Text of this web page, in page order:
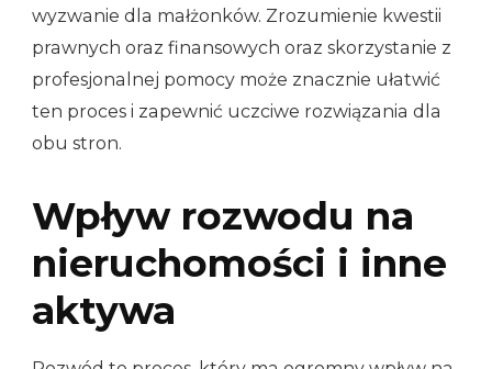
wyzwanie dla małżonków. Zrozumienie kwestii
prawnych oraz finansowych oraz skorzystanie z
profesjonalnej pomocy może znacznie ułatwić
ten proces i zapewnić uczciwe rozwiązania dla
obu stron.
Wpływ rozwodu na
nieruchomości i inne
aktywa